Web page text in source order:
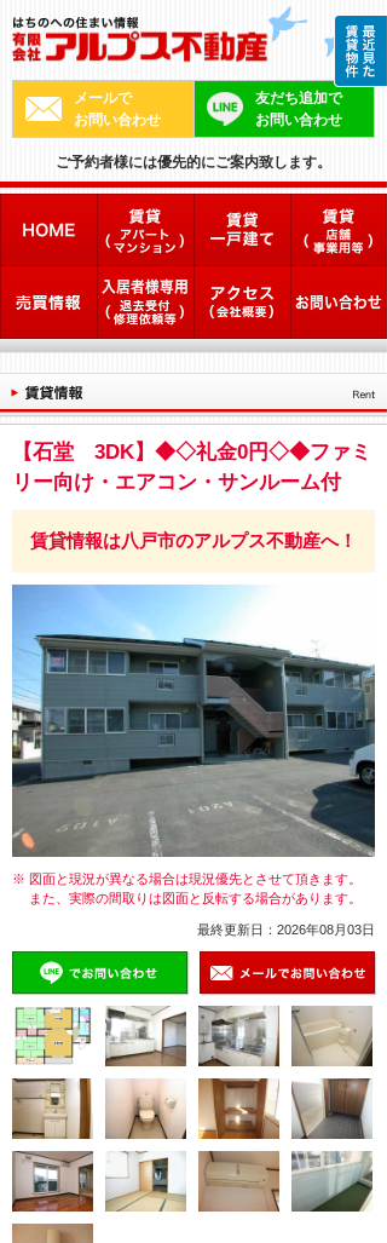
メールで
お問い合わせ
友だち追加で
お問い合わせ
ご予約者様には優先的にご案内致します。
【石堂 3DK】◆◇礼金0円◇◆ファミ
リー向け・エアコン・サンルーム付
賃貸情報は八戸市のアルプス不動産へ！
※ 図面と現況が異なる場合は現況優先とさせて頂きます。
また、実際の間取りは図面と反転する場合があります。
最終更新日：2026年08月03日